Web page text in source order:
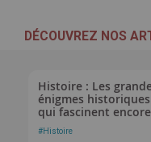
DÉCOUVREZ NOS
Histoire : Les
énigmes historiques
qui fascinent encore
#Histoire